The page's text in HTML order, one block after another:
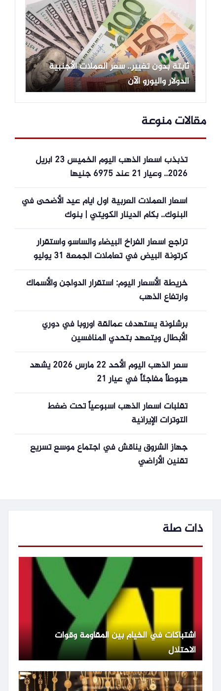
ثابتة بدون تغيير.. سعر العملات الأجنبية
الدولار واليورو الآن
مقالات منوعة
تذبذب أسعار الذهب اليوم الخميس 23 أبريل
2026.. وعيار 21 عند 6975 جنيها
أسعار العملات العربية أول أيام عيد الأضحى في
البنوك.. بكام الدينار الكويتي | بنوك
تراجع أسعار الفراخ البيضاء والساسو واستقرار
كرتونة البيض في تعاملات الجمعة 31 يوليو
خريطة الأسعار اليوم: استقرار الدواجن والأسماك
وارتفاع الذهب
برشلونة يستهدف عمالقة أوروبا في دوري
الأبطال ويتعهد بتحدي المنافسين
سعر الذهب اليوم الأحد 22 مارس 2026 يشهد
هبوطاً مفاجئاً في عيار 21
تقلبات أسعار الذهب أسبوعياً تحت ضغط
التوترات الإيرانية
جهاز الشروق يناقش في اجتماع موسع تسريع
تقنين الأراضي
ذات صلة
اشتباكات في الخيام بين المقاومة وقوات
الاحتلال